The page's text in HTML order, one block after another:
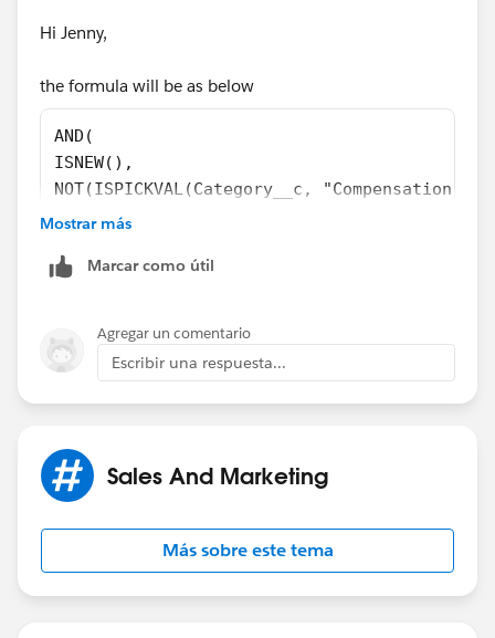
Hi Jenny,
the formula will be as below
AND(
ISNEW(),
NOT(ISPICKVAL(Category__c, "Compensation
NOT(ISPICKVAL (Sub_category__c,"Quota")),
   ISBLANK(Account__c),
)
Mostrar más
Marcar como útil
Agregar un comentario
Escribir una respuesta...
Sales And Marketing
Más sobre este tema